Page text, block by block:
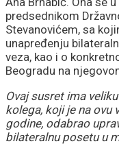
predsednikom
Stevanovićem, sa
unapređenju
veza, kao i o
Beogradu na
Ovaj susret ima
kolega, koji je na ovu
godine, odabrao
bilateralnu posetu u